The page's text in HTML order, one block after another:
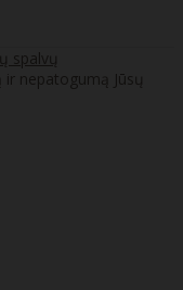
spalvų
nepatogumą Jūsų